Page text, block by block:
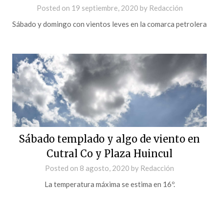
Posted on 19 septiembre, 2020 by Redacción
Sábado y domingo con vientos leves en la comarca petrolera
Sábado templado y algo de viento en
Cutral Co y Plaza Huincul
Posted on 8 agosto, 2020 by Redacción
La temperatura máxima se estima en 16º.